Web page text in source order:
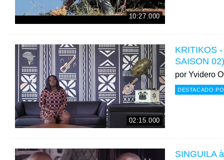
10:27.000
02:15.000
KRITIKOS
SAISON 02)
por Yvidero
DESTACADO
SINGUILA